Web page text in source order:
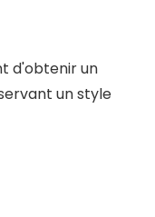
d'obtenir un
un style